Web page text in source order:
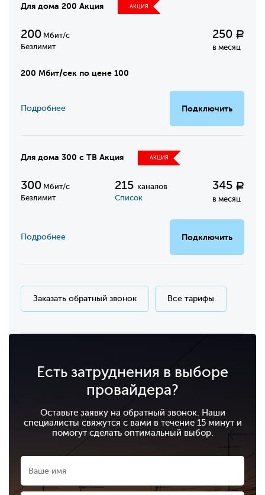
Для дома 200 Акция АКЦИЯ
200 Мбит/с
Безлимит
250 Р
в месяц
200 Мбит/сек по цене 100
Подключить
Подробнее
Для дома 300 с ТВ Акция АКЦИЯ
300 Мбит/с
Безлимит
215 каналов
Список
345 Р
в месяц
Подключить
Подробнее
Заказать обратный звонок Все тарифы
Есть затруднения в выборе
провайдера?
Оставьте заявку на обратный звонок. Наши
специалисты свяжутся с вами в течение 15 минут и
помогут сделать оптимальный выбор.